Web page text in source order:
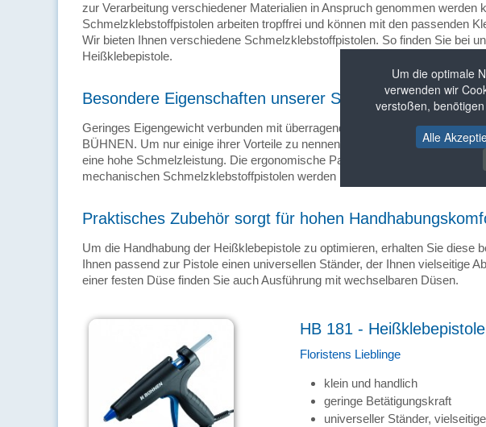
zur Verarbeitung verschiedener Materialien in Anspruch genommen werden
Schmelzklebstoffpistolen arbeiten tropffrei und können mit den passenden
Wir bieten Ihnen verschiedene Schmelzklebstoffpistolen. So finden Sie bei
Heißklebepistole.
Besondere Eigenschaften unserer
Geringes Eigengewicht verbunden mit überragenden Eigenschaften
BÜHNEN. Um nur einige ihrer Vorteile zu nennen, stehen diese Geräte für
eine hohe Schmelzleistung. Die ergonomische Passform und der lange
mechanischen Schmelzklebstoffpistolen werden mit einer Standarddüse
Praktisches Zubehör sorgt für hohen
Um die Handhabung der Heißklebepistole zu optimieren, erhalten Sie diese
Ihnen passend zur Pistole einen universellen Ständer, der Ihnen vielseitige
einer festen Düse finden Sie auch Ausführung mit wechselbaren Düsen.
HB 181 - Heißklebepistole
Floristens Lieblinge
klein und handlich
geringe Betätigungskraft
universeller Ständer,
Um die optimale
verwenden wir
verstoßen,
Alle